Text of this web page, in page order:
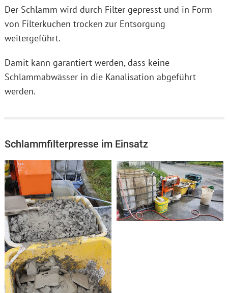
Der Schlamm wird durch Filter gepresst und in Form
von Filterkuchen trocken zur Entsorgung
weitergeführt.
Damit kann garantiert werden, dass keine
Schlammabwässer in die Kanalisation abgeführt
werden.
Schlammfilterpresse im Einsatz